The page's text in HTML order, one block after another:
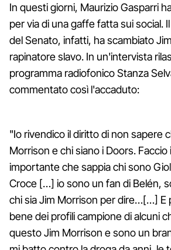
In questi giorni, Maurizio Gasparri
per via di una gaffe fatta sui social.
del Senato, infatti, ha scambiato
rapinatore slavo. In un'intervista
programma radiofonico Stanza
commentato così l'accaduto:
"Io rivendico il diritto di non sapere
Morrison e chi siano i Doors. Faccio
importante che sappia chi sono
Croce […] io sono un fan di Belén,
chi sia Jim Morrison per dire…[…] E
bene dei profili campione di alcuni
questo Jim Morrison e sono un